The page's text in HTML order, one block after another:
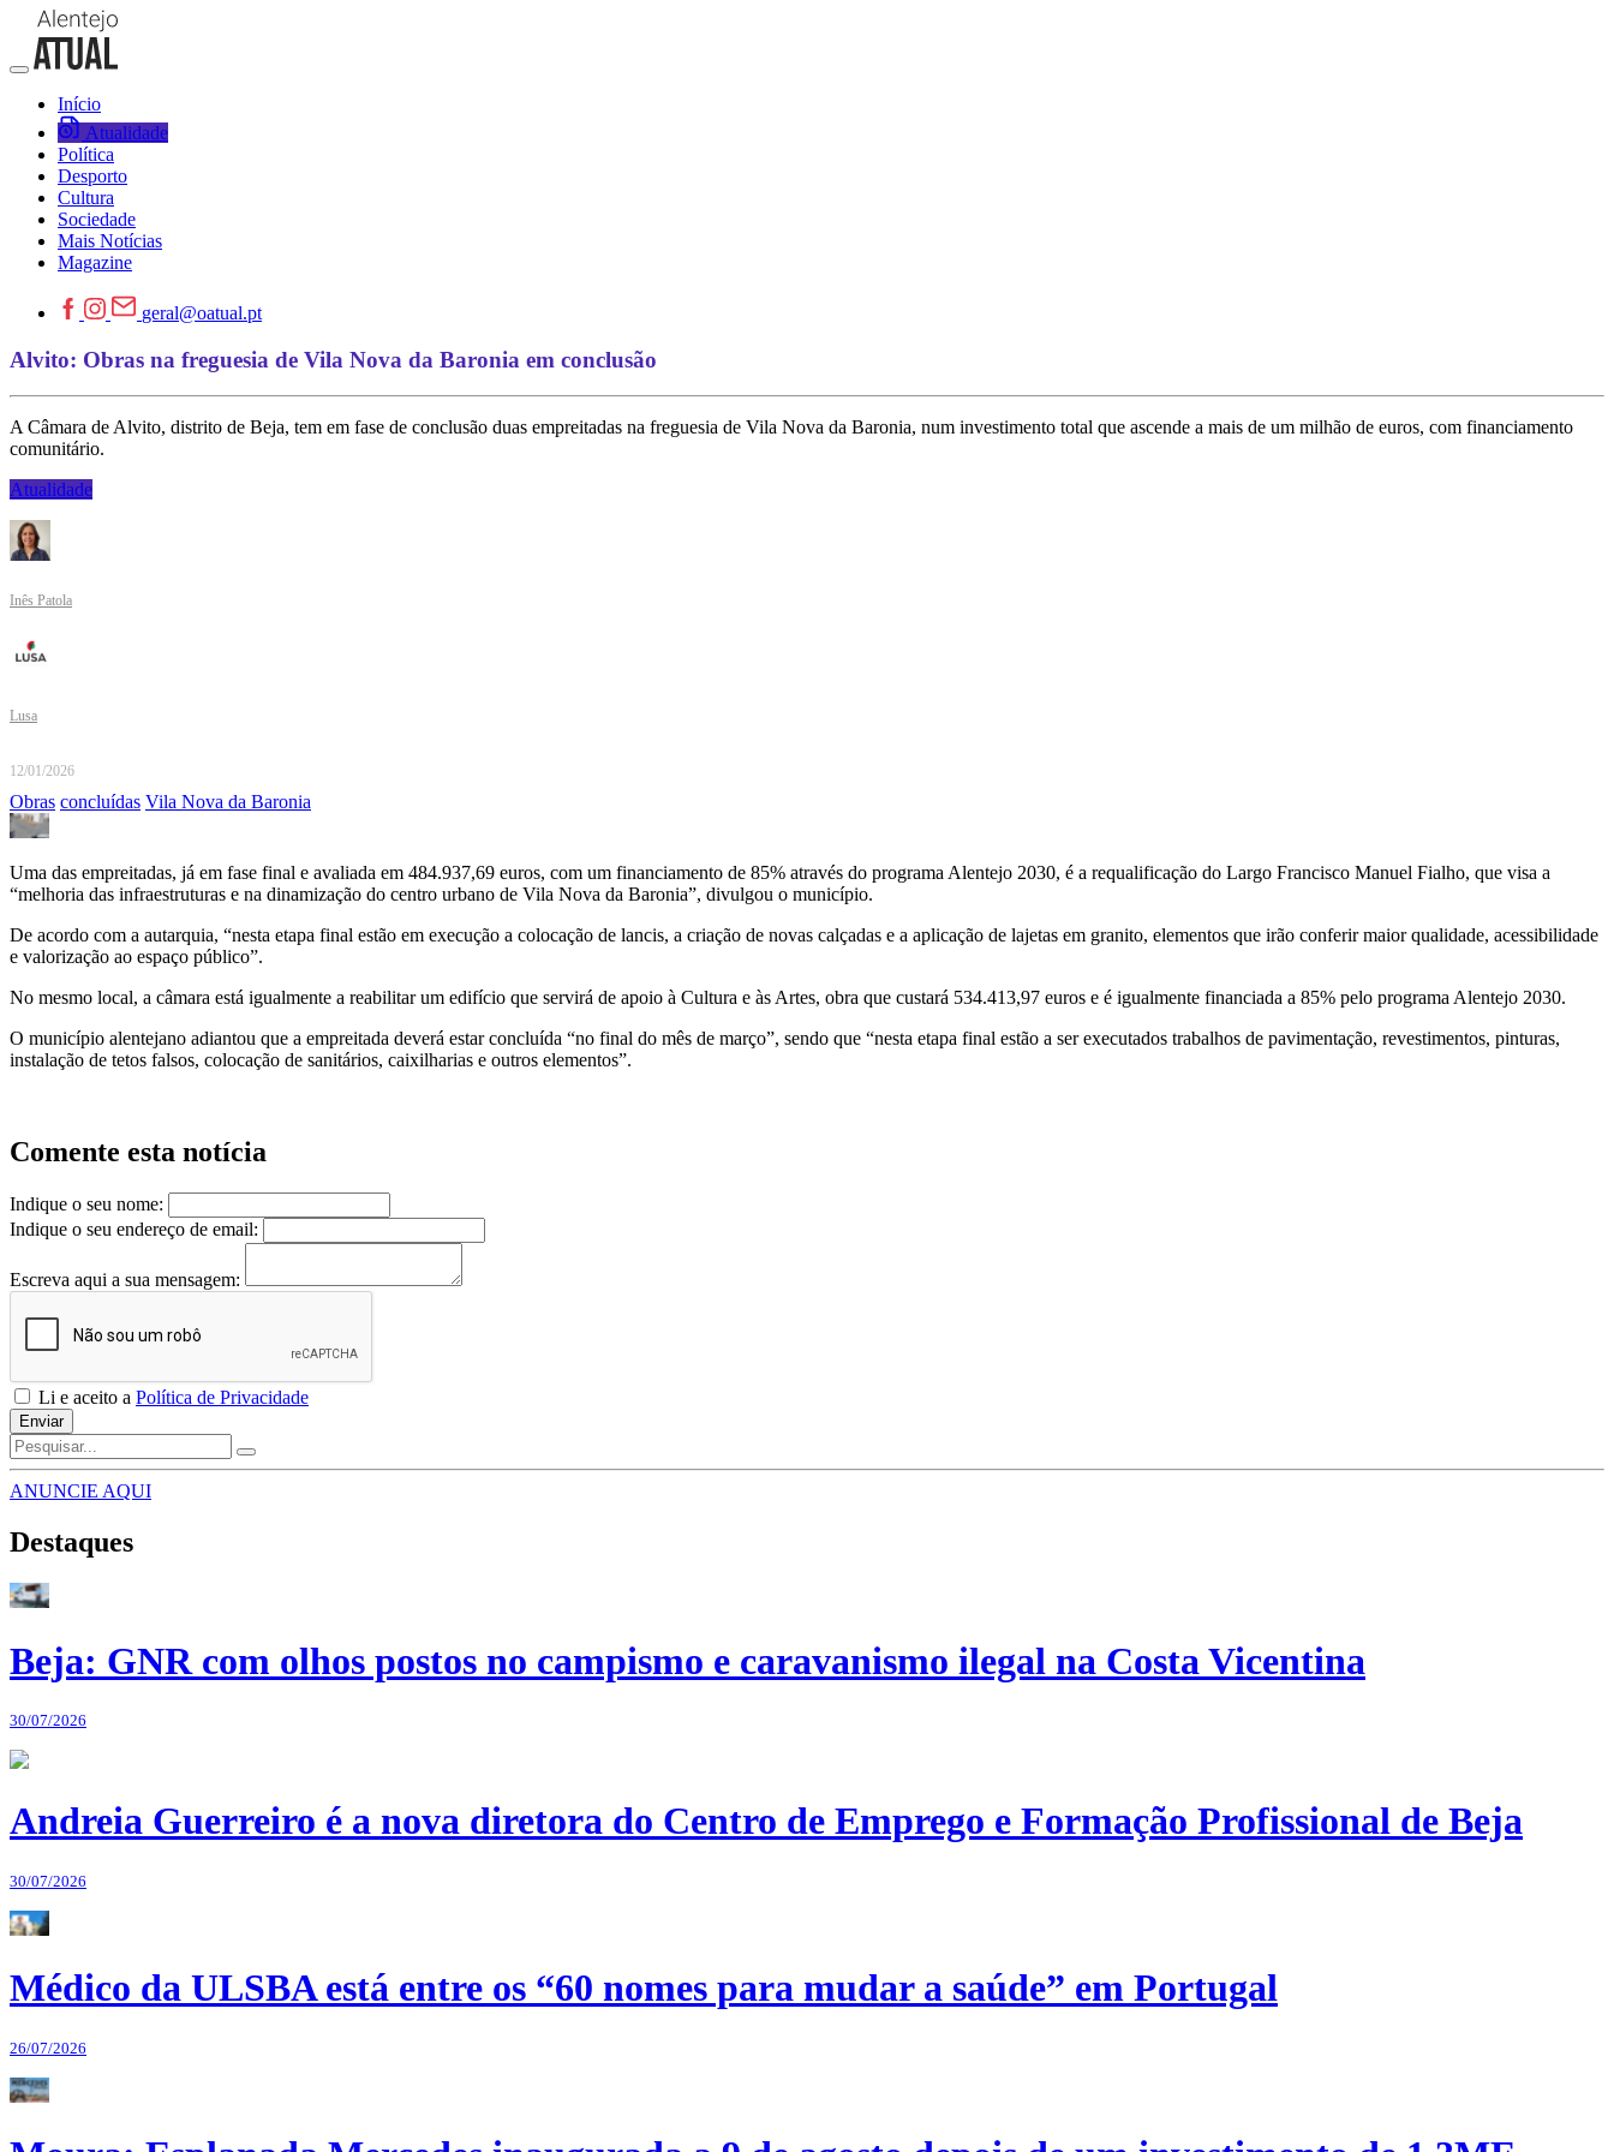
Início
Atualidade
Política
Desporto
Cultura
Sociedade
Mais Notícias
Magazine
geral@oatual.pt
Alvito: Obras na freguesia de Vila Nova da Baronia em conclusão
A Câmara de Alvito, distrito de Beja, tem em fase de conclusão duas empreitadas na freguesia de Vila Nova da Baronia, num investimento total que ascende a mais de um milhão de euros, com financiamento
comunitário.
Atualidade
Inês Patola
Lusa
12/01/2026
Obras concluídas Vila Nova da Baronia
Uma das empreitadas, já em fase final e avaliada em 484.937,69 euros, com um financiamento de 85% através do programa Alentejo 2030, é a requalificação do Largo Francisco Manuel Fialho, que visa a
“melhoria das infraestruturas e na dinamização do centro urbano de Vila Nova da Baronia”, divulgou o município.
De acordo com a autarquia, “nesta etapa final estão em execução a colocação de lancis, a criação de novas calçadas e a aplicação de lajetas em granito, elementos que irão conferir maior qualidade, acessibilidade
e valorização ao espaço público”.
No mesmo local, a câmara está igualmente a reabilitar um edifício que servirá de apoio à Cultura e às Artes, obra que custará 534.413,97 euros e é igualmente financiada a 85% pelo programa Alentejo 2030.
O município alentejano adiantou que a empreitada deverá estar concluída “no final do mês de março”, sendo que “nesta etapa final estão a ser executados trabalhos de pavimentação, revestimentos, pinturas,
instalação de tetos falsos, colocação de sanitários, caixilharias e outros elementos”.
Comente esta notícia
Indique o seu nome:
Indique o seu endereço de email:
Escreva aqui a sua mensagem:
Li e aceito a Política de Privacidade
Enviar
ANUNCIE AQUI
Destaques
Beja: GNR com olhos postos no campismo e caravanismo ilegal na Costa Vicentina
30/07/2026
Andreia Guerreiro é a nova diretora do Centro de Emprego e Formação Profissional de Beja
30/07/2026
Médico da ULSBA está entre os “60 nomes para mudar a saúde” em Portugal
26/07/2026